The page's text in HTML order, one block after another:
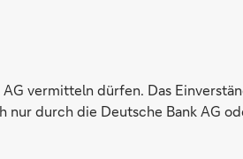
vermitteln dürfen. Das
nur durch die Deutsche Bank AG